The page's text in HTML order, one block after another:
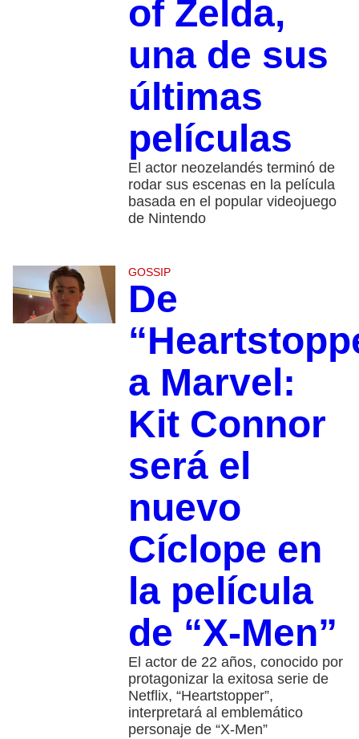
of Zelda,
una de sus
últimas
películas
El actor neozelandés terminó de
rodar sus escenas en la película
basada en el popular videojuego
de Nintendo
GOSSIP
De
a Marvel:
Kit Connor
será el
nuevo
Cíclope en
la película
de “X-Men”
El actor de 22 años, conocido por
protagonizar la exitosa serie de
Netflix, “Heartstopper”,
interpretará al emblemático
personaje de “X-Men”